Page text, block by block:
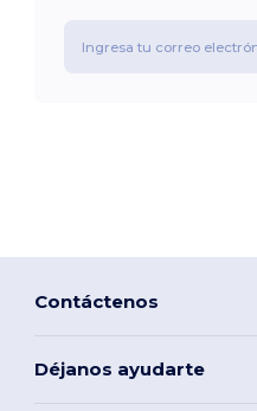
Contáctenos
Déjanos ayudarte